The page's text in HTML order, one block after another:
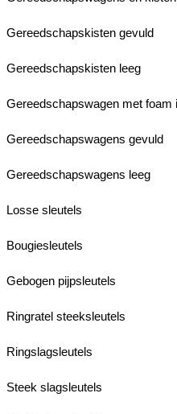
Gereedschapskisten gevuld
Gereedschapskisten leeg
Gereedschapswagen met foam
Gereedschapswagens gevuld
Gereedschapswagens leeg
Losse sleutels
Bougiesleutels
Gebogen pijpsleutels
Ringratel steeksleutels
Ringslagsleutels
Steek slagsleutels